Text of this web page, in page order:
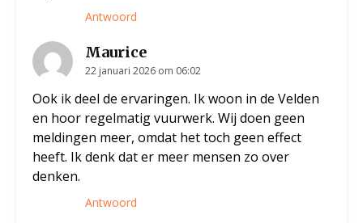
Antwoord
Maurice
22 januari 2026 om 06:02
Ook ik deel de ervaringen. Ik woon in de Velden
en hoor regelmatig vuurwerk. Wij doen geen
meldingen meer, omdat het toch geen effect
heeft. Ik denk dat er meer mensen zo over
denken.
Antwoord